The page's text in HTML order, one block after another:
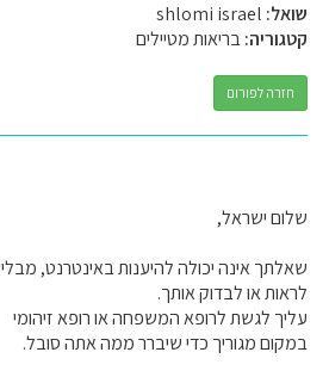
שואל:
קטגוריה:בריאות מטיילים
חזרה לפורום
שלום ישראל,
שאלתך אינה יכולה להיענות באינטרנט, מבלי
לראות או לבדוק אותך.
עליך לגשת לרופא המשפחה או רופא זיהומי
במקום מגוריך כדי שיברר ממה אתה סובל.